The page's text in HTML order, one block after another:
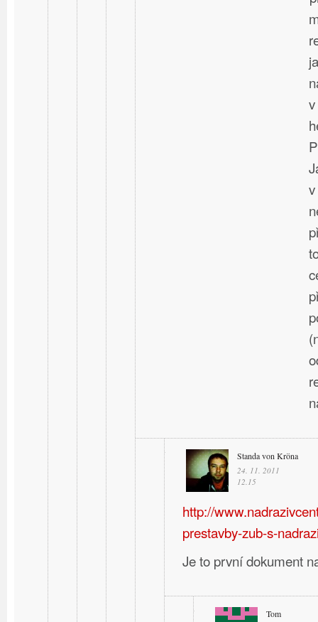
Standa von Kröna
24. 11. 2011
12.15
http://
prestavby-zub-s-
Je to první dokument
Tom